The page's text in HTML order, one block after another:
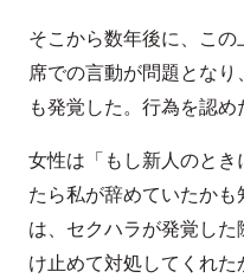
そこから数年後に、こ
席での言動が問題とな
も発覚した。行為を認め
女性は「もし新人のと
たら私が辞めていたか
は、セクハラが発覚し
け止めて対処してくれた